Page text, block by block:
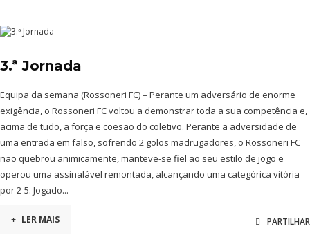
3.ª Jornada
Equipa da semana (Rossoneri FC) – Perante um adversário de enorme
exigência, o Rossoneri FC voltou a demonstrar toda a sua competência e,
acima de tudo, a força e coesão do coletivo. Perante a adversidade de
uma entrada em falso, sofrendo 2 golos madrugadores, o Rossoneri FC
não quebrou animicamente, manteve-se fiel ao seu estilo de jogo e
operou uma assinalável remontada, alcançando uma categórica vitória
por 2-5. Jogado...
+ LER MAIS PARTILHAR